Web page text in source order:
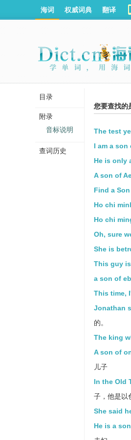
您要查找的
The test
I am a
He is only
A son of
Find a
Ho chi
Ho chi
Oh, sure
She is
This guy
a son of
This time,
Jonathan
的。
The king
A son of
儿子
In the Old
子，他是以
She said
He is a
海词 权威词典 翻译
目录
附录
音标说明
查词历史